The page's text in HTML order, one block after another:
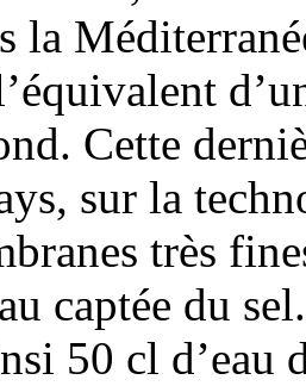
la
Cette
sur la
très
captée du
50 cl d’eau